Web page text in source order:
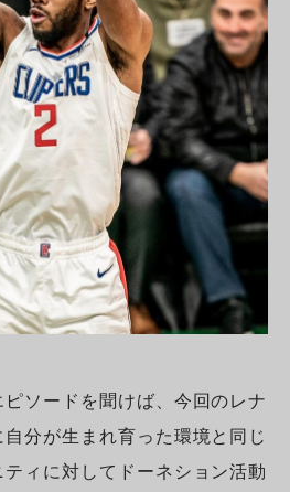
ソードを聞けば、今回のレナ
分が生まれ育った環境と同じ
ィに対してドーネション活動